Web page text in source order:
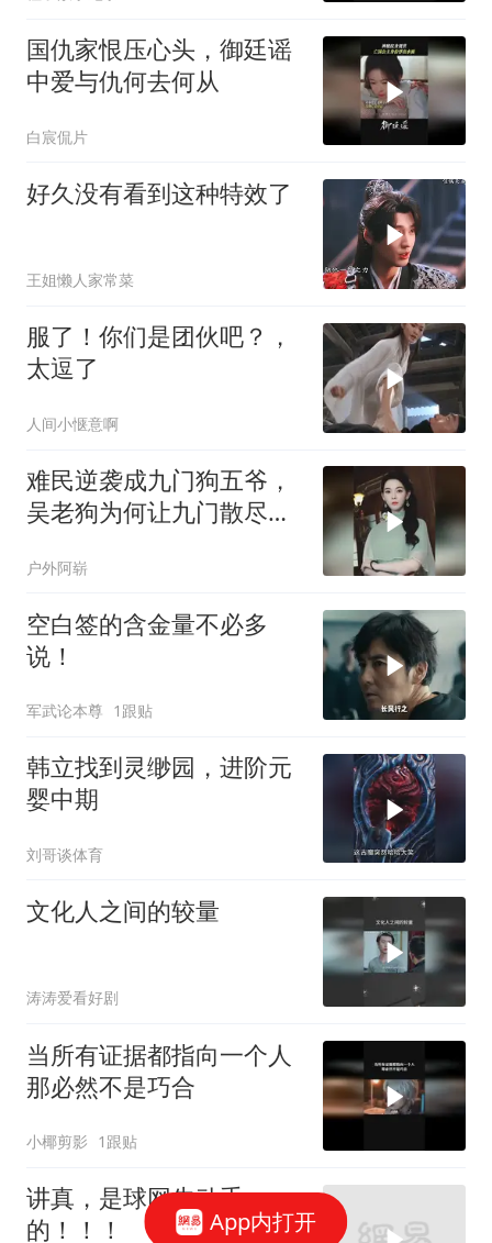
国仇家恨压心头，御廷谣
中爱与仇何去何从
白宸侃片
好久没有看到这种特效了
王姐懒人家常菜
服了！你们是团伙吧？，
太逗了
人间小惬意啊
难民逆袭成九门狗五爷，
吴老狗为何让九门散尽家
户外阿崭
空白签的含金量不必多
说！
军武论本尊 1跟贴
韩立找到灵缈园，进阶元
婴中期
刘哥谈体育
文化人之间的较量
涛涛爱看好剧
当所有证据都指向一个人
那必然不是巧合
小椰剪影 1跟贴
讲真，是球网先动手
的！！！
App内打开